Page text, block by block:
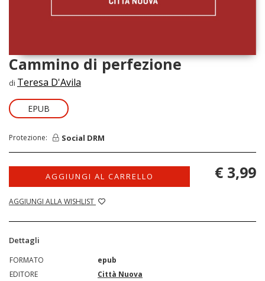
Cammino di perfezione
di Teresa D'Avila
EPUB
Protezione: Social DRM
AGGIUNGI AL CARRELLO
AGGIUNGI ALLA WISHLIST
€ 3,99
Dettagli
FORMATO
epub
EDITORE
Città Nuova